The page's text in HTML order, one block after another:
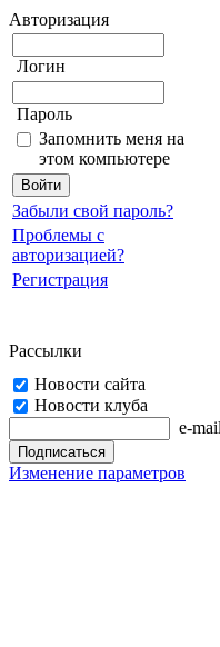
Авторизация
Логин
Пароль
Запомнить меня на
этом компьютере
Забыли свой пароль?
Проблемы с
авторизацией?
Регистрация
Рассылки
Новости сайта
Новости клуба
e-mail
Изменение параметров